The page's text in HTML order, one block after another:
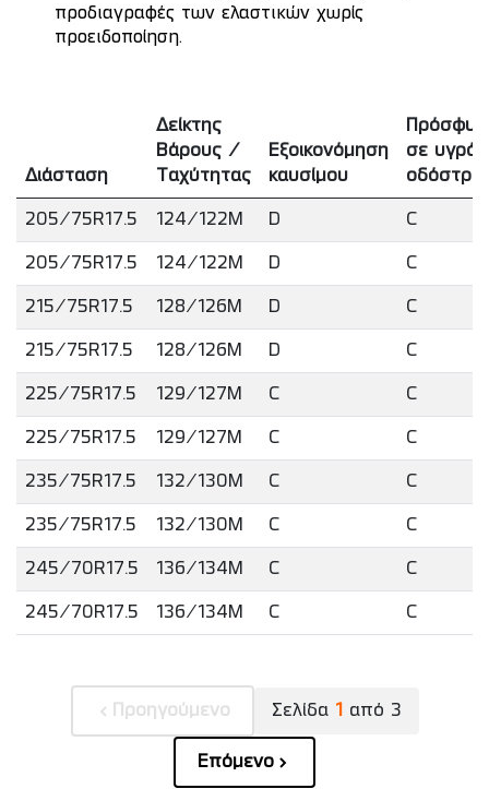
προδιαγραφές των ελαστικών χωρίς
προειδοποίηση.
Διάσταση
Δείκτης
Βάρους /
Ταχύτητας
Εξοικονόμηση
καυσίμου
σε υγρό
205/75R17.5 124/122M D C
205/75R17.5 124/122M D C
215/75R17.5 128/126M D C
215/75R17.5 128/126M D C
225/75R17.5 129/127M C C
225/75R17.5 129/127M C C
235/75R17.5 132/130M C C
235/75R17.5 132/130M C C
245/70R17.5 136/134M C C
245/70R17.5 136/134M C C
Προηγούμενο Σελίδα 1 από 3
Επόμενο